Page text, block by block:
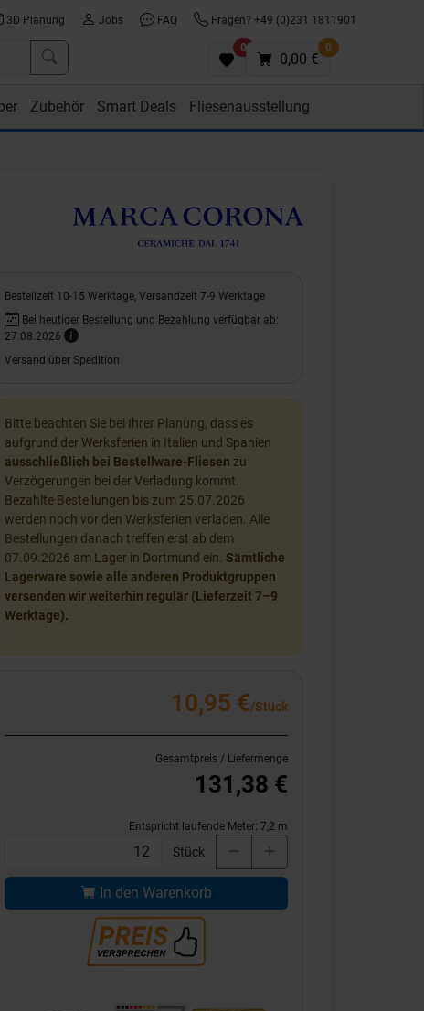
3D Planung Jobs FAQ Fragen? +49 (0)231 1811901
0 0
0,00 €
Zubehör Smart Deals Fliesenausstellung
Bestellzeit 10-15 Werktage, Versandzeit 7-9 Werktage
Bei heutiger Bestellung und Bezahlung verfügbar ab:
27.08.2026
Versand über Spedition
Bitte beachten Sie bei Ihrer Planung, dass es
aufgrund der Werksferien in Italien und Spanien
ausschließlich bei Bestellware-Fliesen zu
Verzögerungen bei der Verladung kommt.
Bezahlte Bestellungen bis zum 25.07.2026
werden noch vor den Werksferien verladen. Alle
Bestellungen danach treffen erst ab dem
07.09.2026 am Lager in Dortmund ein. Sämtliche
Lagerware sowie alle anderen Produktgruppen
versenden wir weiterhin regulär (Lieferzeit 7–9
Werktage).
10,95 €/Stück
Gesamtpreis / Liefermenge
131,38 €
Entspricht laufende Meter: 7,2 m
Stück
In den Warenkorb